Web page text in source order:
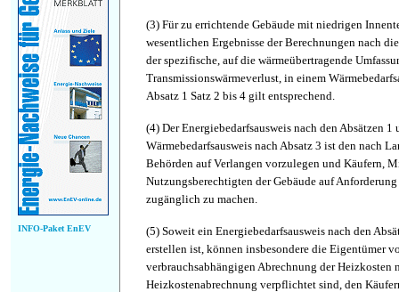
INFO-Paket EnEV
(3) Für zu errichtende Gebäude mit niedrigen
wesentlichen Ergebnisse der Berechnungen nach
der spezifische, auf die wärmeübertragende
Transmissionswärmeverlust, in einem
Absatz 1 Satz 2 bis 4 gilt entsprechend.
(4) Der Energiebedarfsausweis nach den Absätzen 1
Wärmebedarfsausweis nach Absatz 3 ist den nach
Behörden auf Verlangen vorzulegen und Käufern,
Nutzungsberechtigten der Gebäude auf
zugänglich zu machen.
(5) Soweit ein Energiebedarfsausweis nach den
erstellen ist, können insbesondere die Eigentümer
verbrauchsabhängigen Abrechnung der Heizkosten
Heizkostenabrechnung verpflichtet sind, den